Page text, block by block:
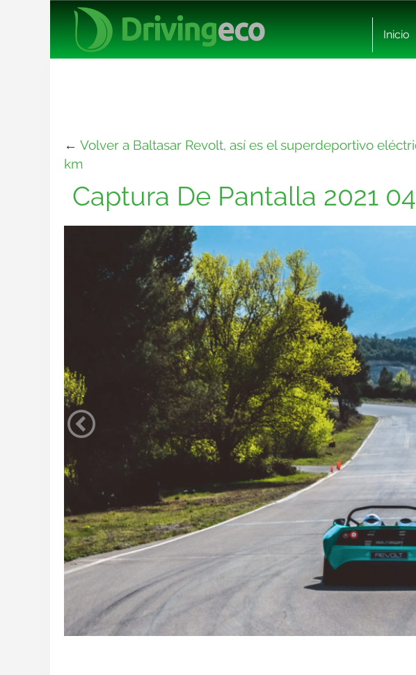
Inicio
← Volver a Baltasar Revolt, así es el superdeportivo
km
Captura De Pantalla 2021 04